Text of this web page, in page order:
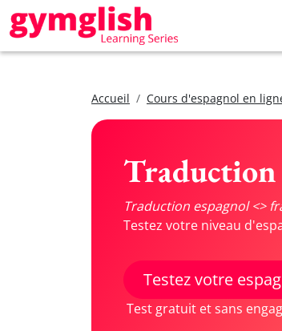
Accueil Cours d'espagnol en
Traduction
Traduction espagnol <>
Testez votre niveau
Testez votre
Test gratuit et sans